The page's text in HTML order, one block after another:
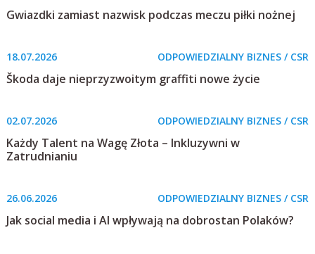
Gwiazdki zamiast nazwisk podczas meczu piłki nożnej
18.07.2026 ODPOWIEDZIALNY BIZNES / CSR
Škoda daje nieprzyzwoitym graffiti nowe życie
02.07.2026 ODPOWIEDZIALNY BIZNES / CSR
Każdy Talent na Wagę Złota – Inkluzywni w
Zatrudnianiu
26.06.2026 ODPOWIEDZIALNY BIZNES / CSR
Jak social media i AI wpływają na dobrostan Polaków?